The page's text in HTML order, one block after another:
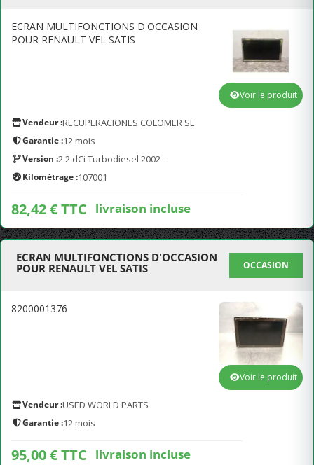
ECRAN MULTIFONCTIONS D'OCCASION
POUR RENAULT VEL SATIS
Vendeur :RECUPERACIONES COLOMER SL
Garantie :12 mois
Version :2.2 dCi Turbodiesel 2002-
Kilométrage :107001
82,42 € TTC livraison incluse
Voir le produit
ECRAN MULTIFONCTIONS D'OCCASION
POUR RENAULT VEL SATIS
OCCASION
8200001376
Vendeur :USED WORLD PARTS
Garantie :12 mois
95,00 € TTC livraison incluse
Voir le produit